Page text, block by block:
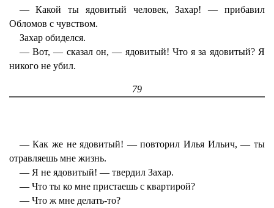
— Какой ты ядовитый человек, Захар! — прибавил
Обломов с чувством.
Захар обиделся.
— Вот, — сказал он, — ядовитый! Что я за ядовитый? Я
никого не убил.
79
— Как же не ядовитый! — повторил Илья Ильич, — ты
отравляешь мне жизнь.
— Я не ядовитый! — твердил Захар.
— Что ты ко мне пристаешь с квартирой?
— Что ж мне делать-то?